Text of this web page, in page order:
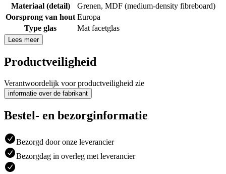
Materiaal (detail)
Grenen, MDF (medium-density fibreboard)
Oorsprong van hout Europa
Type glas
Mat facetglas
Lees meer
Productveiligheid
Verantwoordelijk voor productveiligheid zie
informatie over de fabrikant
Bestel- en bezorginformatie
Bezorgd door onze leverancier
Bezorgdag in overleg met leverancier